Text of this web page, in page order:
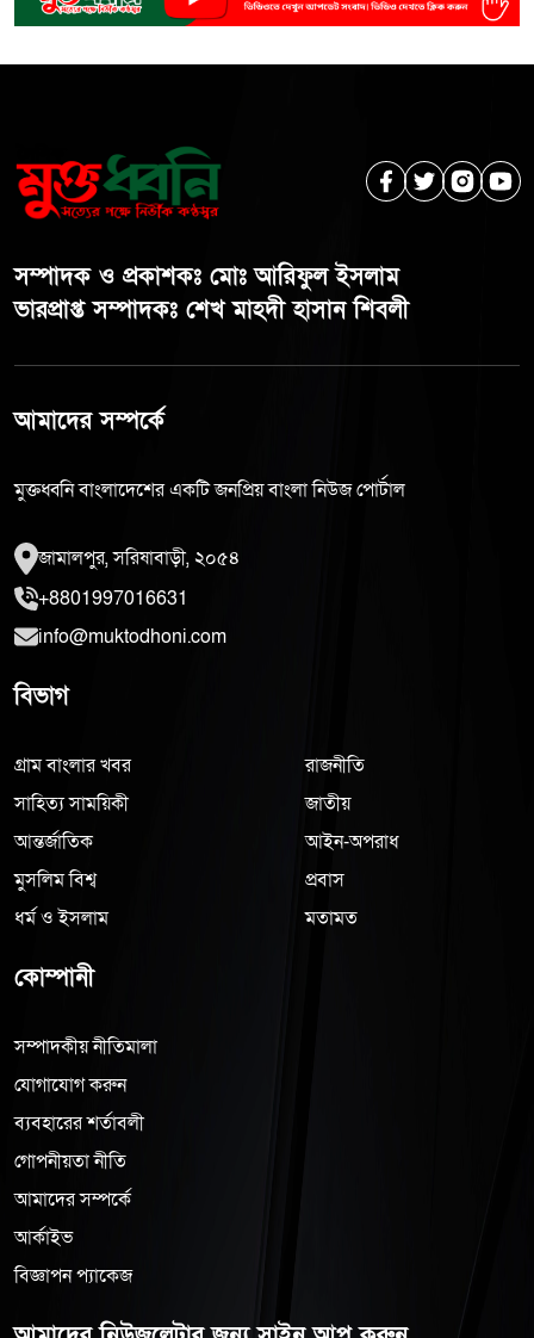
সম্পাদক ও প্রকাশকঃ মোঃ আরিফুল ইসলাম
ভারপ্রাপ্ত সম্পাদকঃ শেখ মাহদী হাসান শিবলী
আমাদের সম্পর্কে
মুক্তধ্বনি বাংলাদেশের একটি জনপ্রিয় বাংলা নিউজ পোর্টাল
জামালপুর, সরিষাবাড়ী, ২০৫৪
+8801997016631
info@muktodhoni.com
বিভাগ
গ্রাম বাংলার খবর
সাহিত্য সাময়িকী
আন্তর্জাতিক
মুসলিম বিশ্ব
ধর্ম ও ইসলাম
রাজনীতি
জাতীয়
আইন-অপরাধ
প্রবাস
মতামত
কোম্পানী
সম্পাদকীয় নীতিমালা
যোগাযোগ করুন
ব্যবহারের শর্তাবলী
গোপনীয়তা নীতি
আমাদের সম্পর্কে
আর্কাইভ
বিজ্ঞাপন প্যাকেজ